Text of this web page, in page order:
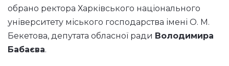
обрано ректора Харківського національного
університету міського господарства імені О. М.
Бекетова, депутата обласної ради Володимира
Бабаєва.